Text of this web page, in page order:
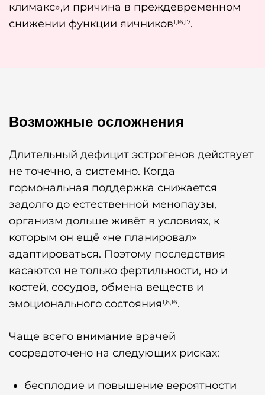
климакс»,и причина в преждевременном
снижении функции яичников1,16,17.
Возможные осложнения
Длительный дефицит эстрогенов действует
не точечно, а системно. Когда
гормональная поддержка снижается
задолго до естественной менопаузы,
организм дольше живёт в условиях, к
которым он ещё «не планировал»
адаптироваться. Поэтому последствия
касаются не только фертильности, но и
костей, сосудов, обмена веществ и
эмоционального состояния1,6,16.
Чаще всего внимание врачей
сосредоточено на следующих рисках:
бесплодие и повышение вероятности